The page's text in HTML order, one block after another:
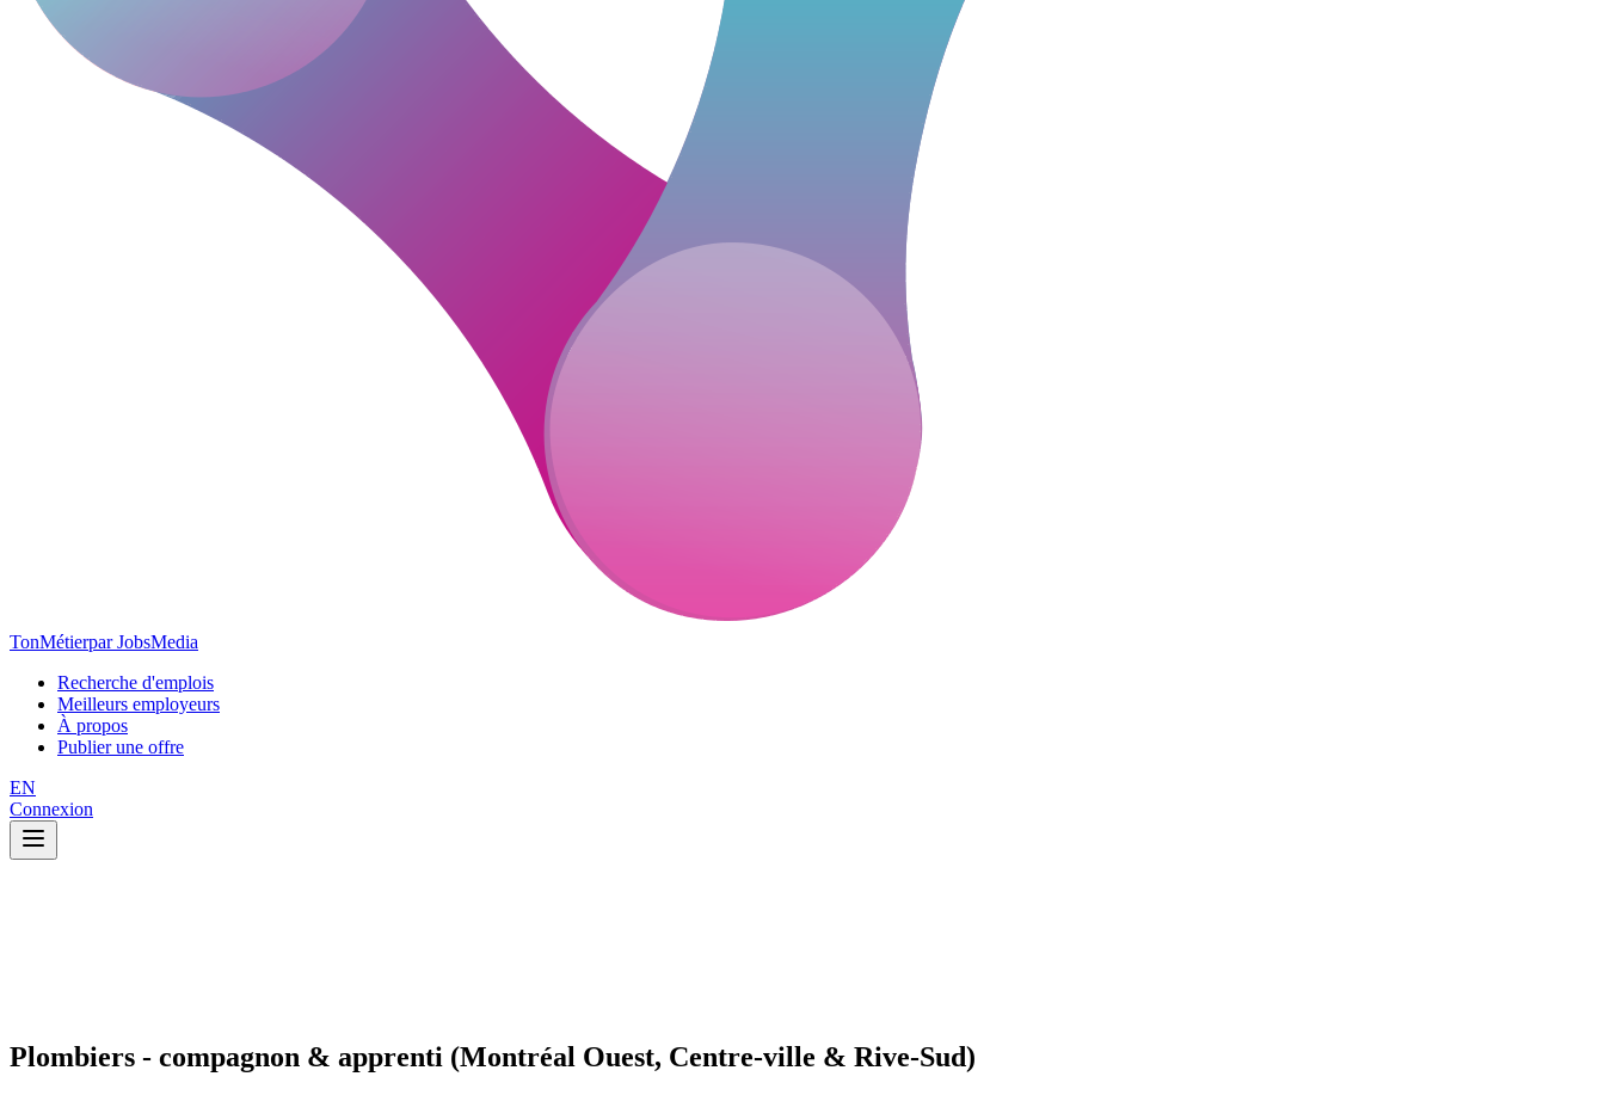
TonMétierpar JobsMedia
Recherche d'emplois
Meilleurs employeurs
À propos
Publier une offre
EN
Connexion
Plombiers - compagnon & apprenti (Montréal Ouest, Centre-ville & Rive-Sud)